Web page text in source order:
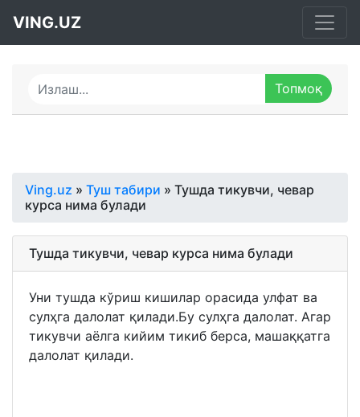
VING.UZ
Ving.uz » Туш табири » Тушда тикувчи, чевар
курса нима булади
Тушда тикувчи, чевар курса нима булади
Уни тушда кўриш кишилар орасида улфат ва
сулҳга далолат қилади.Бу сулҳга далолат. Агар
тикувчи аёлга кийим тикиб берса, машаққатга
далолат қилади.